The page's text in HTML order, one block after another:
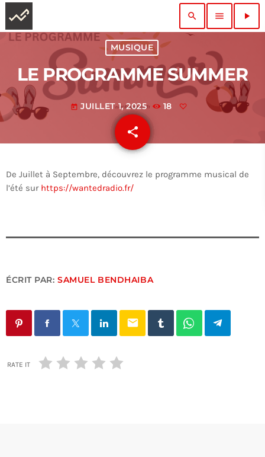
search menu play_arrow
MUSIQUE
LE PROGRAMME SUMMER
today JUILLET 1, 2025 18
share
email
De Juillet à Septembre, découvrez le programme musical de
l’été sur https://wantedradio.fr/
ÉCRIT PAR:SAMUEL BENDHAIBA
email
RATE IT